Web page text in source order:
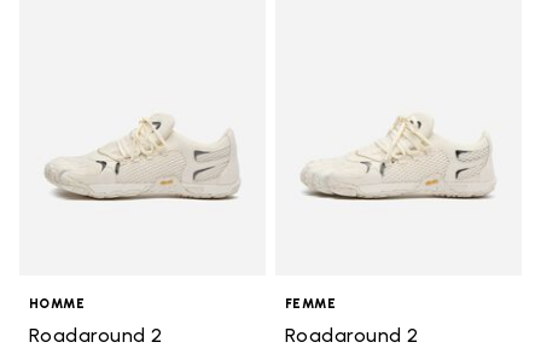
HOMME
Roadaround 2
FEMME
Roadaround 2